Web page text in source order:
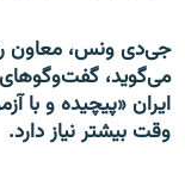
جی‌دی ونس، معاون
می‌گوید،
ایران «پیچیده و با
وقت بیشتر نیاز دارد.